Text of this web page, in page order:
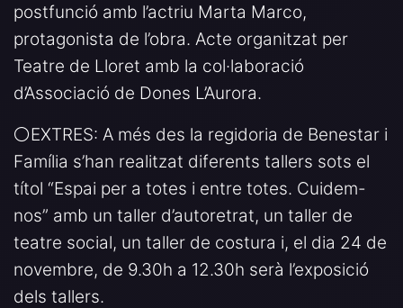
postfunció amb l’actriu Marta Marco,
protagonista de l’obra. Acte organitzat per
Teatre de Lloret amb la col·laboració
d’Associació de Dones L’Aurora.
⚪️EXTRES: A més des la regidoria de Benestar i
Família s’han realitzat diferents tallers sots el
títol “Espai per a totes i entre totes. Cuidem-
nos” amb un taller d’autoretrat, un taller de
teatre social, un taller de costura i, el dia 24 de
novembre, de 9.30h a 12.30h serà l’exposició
dels tallers.